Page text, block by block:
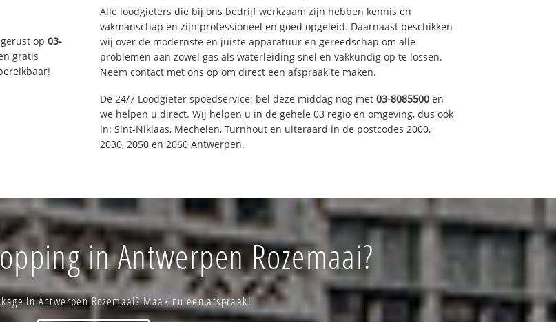
gerust op03-
gratis
Alle loodgieters die bij ons bedrijf werkzaam zijn hebben kennis en
vakmanschap en zijn professioneel en goed opgeleid. Daarnaast beschikken
wij over de modernste en juiste apparatuur en gereedschap om alle
problemen aan zowel gas als waterleiding snel en vakkundig op te lossen.
Neem contact met ons op om direct een afspraak te maken.
De 24/7 Loodgieter spoedservice; bel deze middag nog met 03-8085500 en
we helpen u direct. Wij helpen u in de gehele 03 regio en omgeving, dus ook
in: Sint-Niklaas, Mechelen, Turnhout en uiteraard in de postcodes 2000,
2030, 2050 en 2060 Antwerpen.
in Antwerpen Rozemaai?
in Antwerpen Rozemaai? Maak nu een afspraak!